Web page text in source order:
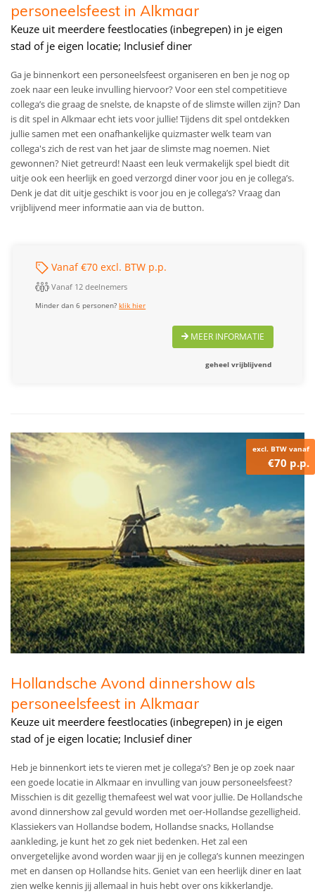
personeelsfeest in Alkmaar
Keuze uit meerdere feestlocaties (inbegrepen) in je eigen
stad of je eigen locatie; Inclusief diner
Ga je binnenkort een personeelsfeest organiseren en ben je nog op
zoek naar een leuke invulling hiervoor? Voor een stel competitieve
collega’s die graag de snelste, de knapste of de slimste willen zijn? Dan
is dit spel in Alkmaar echt iets voor jullie! Tijdens dit spel ontdekken
jullie samen met een onafhankelijke quizmaster welk team van
collega's zich de rest van het jaar de slimste mag noemen. Niet
gewonnen? Niet getreurd! Naast een leuk vermakelijk spel biedt dit
uitje ook een heerlijk en goed verzorgd diner voor jou en je collega’s.
Denk je dat dit uitje geschikt is voor jou en je collega’s? Vraag dan
vrijblijvend meer informatie aan via de button.
Vanaf €70 excl. BTW p.p.
Vanaf 12 deelnemers
Minder dan 6 personen?klik hier
MEER INFORMATIE
geheel vrijblijvend
excl. BTW vanaf
€70 p.p.
Hollandsche Avond dinnershow als
personeelsfeest in Alkmaar
Keuze uit meerdere feestlocaties (inbegrepen) in je eigen
stad of je eigen locatie; Inclusief diner
Heb je binnenkort iets te vieren met je collega’s? Ben je op zoek naar
een goede locatie in Alkmaar en invulling van jouw personeelsfeest?
Misschien is dit gezellig themafeest wel wat voor jullie. De Hollandsche
avond dinnershow zal gevuld worden met oer-Hollandse gezelligheid.
Klassiekers van Hollandse bodem, Hollandse snacks, Hollandse
aankleding, je kunt het zo gek niet bedenken. Het zal een
onvergetelijke avond worden waar jij en je collega’s kunnen meezingen
met en dansen op Hollandse hits. Geniet van een heerlijk diner en laat
zien welke kennis jij allemaal in huis hebt over ons kikkerlandje.